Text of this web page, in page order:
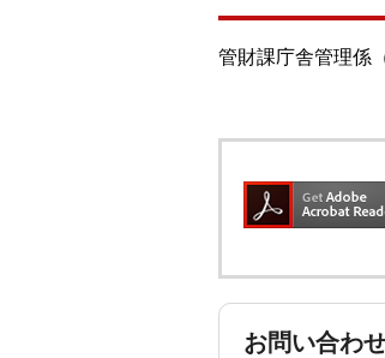
管財課庁舎管理係
お問い合わ